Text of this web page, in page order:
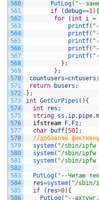
560
561
562
563
564
565
566
567
568
569
570
571
572
573
574
575
576
577
578
579
580
581
582
583
584
585
586
PutLog( "--
if
(debug==1) {
for
( int i =
printf(
printf(
printf(
printf(
printf(
} ;
} ;
countusers=cntusers ;
return
busers ;
} ;
int GetCurPipes ( ) {
int
res ;
string ss , ip, pipe,
ifstream
F, Fz;
char
buff [50
;
//добавляю
system( "/sbin/ipfw
system( "/sbin/ipfw
system( "/sbin/ipfw
PutLog( "--Читаю
res=system( "/sbin/
if
( res>0) {
PutLog( "--